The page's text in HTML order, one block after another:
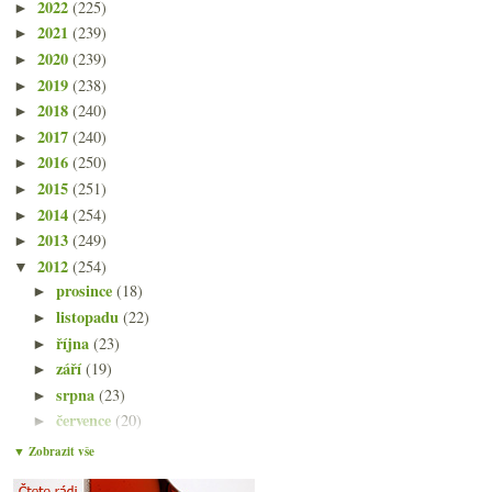
► 2022 (225)
► 2021 (239)
► 2020 (239)
► 2019 (238)
► 2018 (240)
► 2017 (240)
► 2016 (250)
► 2015 (251)
► 2014 (254)
► 2013 (249)
▼ 2012 (254)
►prosince(18)
►listopadu(22)
►října(23)
►září(19)
►srpna(23)
►července (20)
►června
▼ Zobrazit vše